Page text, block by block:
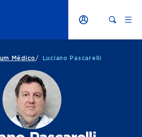
Médico / Luciano Pascarelli